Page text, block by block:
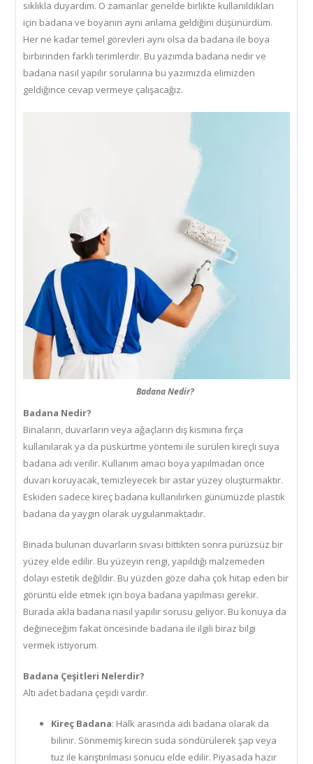
sıklıkla duyardım. O zamanlar genelde birlikte kullanıldıkları
için badana ve boyanın aynı anlama geldiğini düşünürdüm.
Her ne kadar temel görevleri aynı olsa da badana ile boya
birbirinden farklı terimlerdir. Bu yazımda badana nedir ve
badana nasıl yapılır sorularına bu yazımızda elimizden
geldiğince cevap vermeye çalışacağız.
Badana Nedir?
Badana Nedir?
Binaların, duvarların veya ağaçların dış kısmına fırça
kullanılarak ya da püskürtme yöntemi ile sürülen kireçli suya
badana adı verilir. Kullanım amacı boya yapılmadan önce
duvarı koruyacak, temizleyecek bir astar yüzey oluşturmaktır.
Eskiden sadece kireç badana kullanılırken günümüzde plastik
badana da yaygın olarak uygulanmaktadır.
Binada bulunan duvarların sıvası bittikten sonra pürüzsüz bir
yüzey elde edilir. Bu yüzeyin rengi, yapıldığı malzemeden
dolayı estetik değildir. Bu yüzden göze daha çok hitap eden bir
görüntü elde etmek için boya badana yapılması gerekir.
Burada akla badana nasıl yapılır sorusu geliyor. Bu konuya da
değineceğim fakat öncesinde badana ile ilgili biraz bilgi
vermek istiyorum.
Badana Çeşitleri Nelerdir?
Altı adet badana çeşidi vardır.
Kireç Badana: Halk arasında adi badana olarak da
bilinir. Sönmemiş kirecin suda söndürülerek şap veya
tuz ile karıştırılması sonucu elde edilir. Piyasada hazır